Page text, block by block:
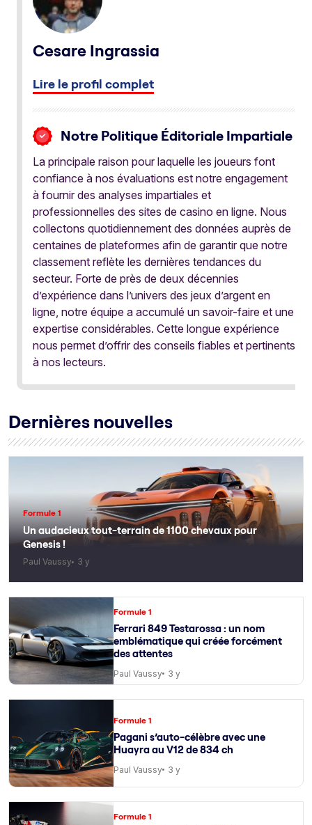
Cesare Ingrassia
Lire le profil complet
Notre Politique Éditoriale Impartiale
La principale raison pour laquelle les joueurs font
confiance à nos évaluations est notre engagement
à fournir des analyses impartiales et
professionnelles des sites de casino en ligne. Nous
collectons quotidiennement des données auprès de
centaines de plateformes afin de garantir que notre
classement reflète les dernières tendances du
secteur. Forte de près de deux décennies
d’expérience dans l’univers des jeux d’argent en
ligne, notre équipe a accumulé un savoir-faire et une
expertise considérables. Cette longue expérience
nous permet d’offrir des conseils fiables et pertinents
à nos lecteurs.
Dernières nouvelles
Formule 1
Un audacieux tout-terrain de 1100 chevaux pour
Genesis !
Paul Vaussy 3 y
Formule 1
Ferrari 849 Testarossa : un nom
emblématique qui créée forcément
des attentes
Paul Vaussy 3 y
Formule 1
Pagani s’auto-célèbre avec une
Huayra au V12 de 834 ch
Paul Vaussy 3 y
Formule 1